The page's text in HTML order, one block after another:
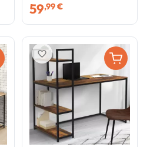
59,99 €
favorite_border